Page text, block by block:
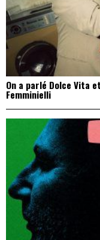
On a parlé Dolce Vita
Femminielli